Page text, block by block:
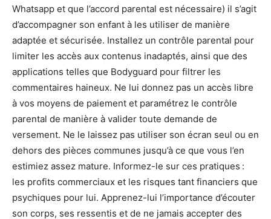
Whatsapp et que l’accord parental est nécessaire) il s’agit
d’accompagner son enfant à les utiliser de manière
adaptée et sécurisée. Installez un contrôle parental pour
limiter les accès aux contenus inadaptés, ainsi que des
applications telles que Bodyguard pour filtrer les
commentaires haineux. Ne lui donnez pas un accès libre
à vos moyens de paiement et paramétrez le contrôle
parental de manière à valider toute demande de
versement. Ne le laissez pas utiliser son écran seul ou en
dehors des pièces communes jusqu’à ce que vous l’en
estimiez assez mature. Informez-le sur ces pratiques :
les profits commerciaux et les risques tant financiers que
psychiques pour lui. Apprenez-lui l’importance d’écouter
son corps, ses ressentis et de ne jamais accepter des